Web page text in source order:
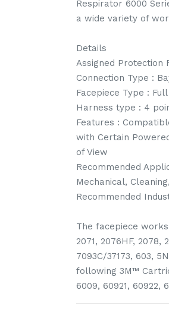
Respirator 6000
a wide variety of
Details
Assigned Protection
Connection Type :
Facepiece Type :
Harness type : 4
Features :
with Certain
of View
Recommended
Mechanical,
Recommended
The facepiece
2071, 2076HF, 2078,
7093C/37173, 603,
following 3M™
6009, 60921, 60922,